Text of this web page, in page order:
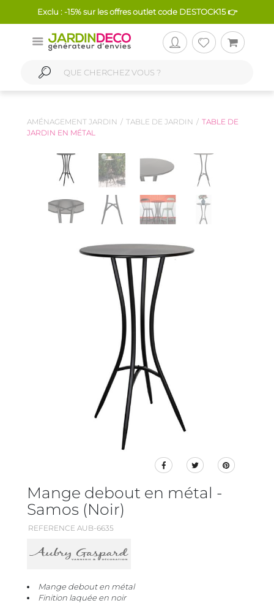
Exclu : -15% sur les offres outlet code DESTOCK15 👉
AMÉNAGEMENT JARDIN TABLE DE JARDIN
TABLE DE
JARDIN EN MÉTAL
Mange debout en métal -
Samos (Noir)
REFERENCE AUB-6635
Mange debout en métal
Finition laquée en noir